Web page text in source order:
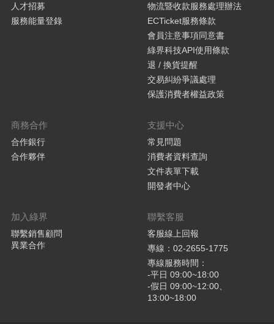
人才招募
服務能量登錄
物流暨收款服務處理辦法
ECTicket服務條款
會員注意事項同意書
綠界科技API使用條款
退 / 換貨提醒
交易糾紛爭議處理
保護消費者權益政策
商務合作
合作銀行
合作夥伴
支援中心
常見問題
消費者資料查詢
文件表單下載
開發者中心
加入綠界
聯繫銷售顧問
異業合作
聯繫客服
客服線上回報
專線：02-2655-1775
專線服務時間：
-平日 09:00~18:00
-假日 09:00~12:00、
13:00~18:00